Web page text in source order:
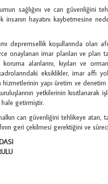
sağlığını ve can güvenliğini
insanın hayatını kaybetmesine
depremsellik koşullarında olan
onaylanan imar planları ve plan
alanlarını, kıyıları ve
eksiklikler, imar affı
yapı üretim ve
yetkilerinin
getirmiştir.
can güvenliğini tehlikeye
geri çekilmesi gerektiğini ve